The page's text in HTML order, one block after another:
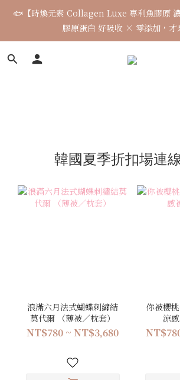
🌈七月涼感韓貨新品連線 已收單🌈 全
🐟【時煥元素 Collagen Luxe 專利魚膠原
膠原蛋白 好吸收 × 零添加，才
7月飾品連線 ✨ 7/16-7/26
韓國夏季折扣場連
浪滿六月法式蝴蝶刺繡結
莫代爾 （薄被／枕套）
NT$780 ~ NT$3,680
你被櫻
涼